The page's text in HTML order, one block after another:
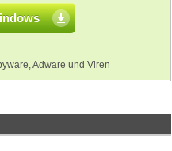
Adware und Viren